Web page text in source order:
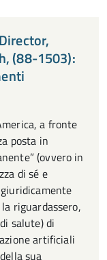
(88-1503):
a fronte
posta in
(ovvero in
di sé e
riguardassero,
salute) di
artificiali
sua